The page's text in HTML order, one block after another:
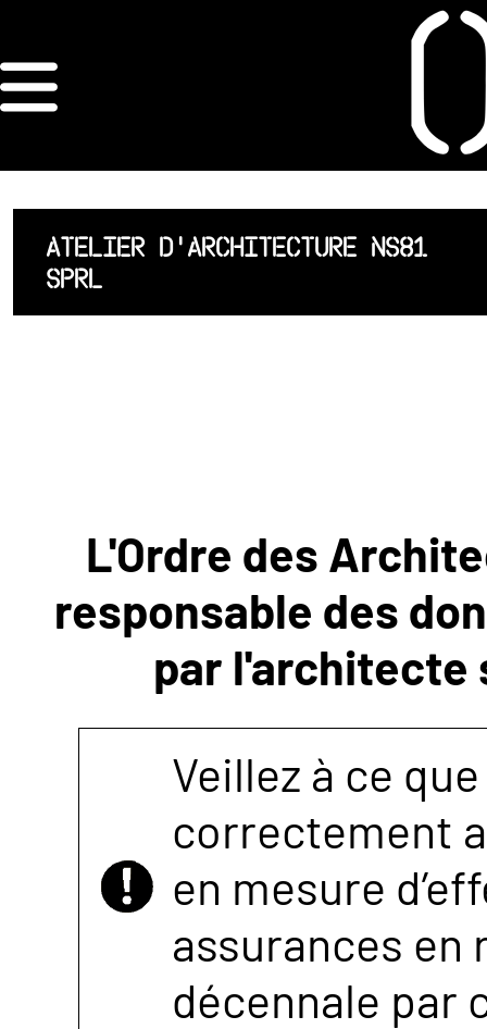
ORDRE DES
ARCHITECTES
ACCUEIL
LISTE DES
NOUS
CONTACTER
ATELIER D'ARCHITECTURE NS81
SPRL
L'Ordre des
responsable des
par l'architecte
Veillez à ce
correctement
en mesure
assurances
décennale par